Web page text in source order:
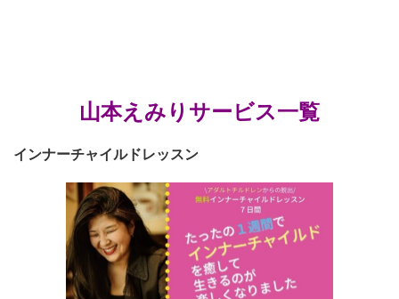
山本えみりサービス一覧
インナーチャイルドレッスン